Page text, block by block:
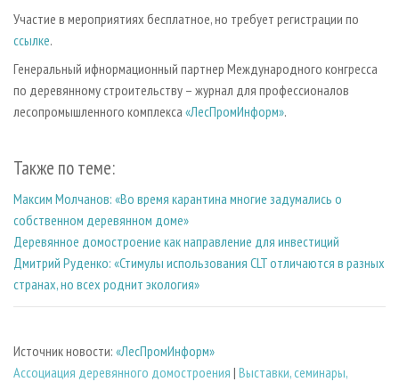
Участие в мероприятиях бесплатное, но требует регистрации по
ссылке.
Генеральный ифнормационный партнер Международного конгресса
по деревянному строительству – журнал для профессионалов
лесопромышленного комплекса «ЛесПромИнформ».
Также по теме:
Максим Молчанов: «Во время карантина многие задумались о
собственном деревянном доме»
Деревянное домостроение как направление для инвестиций
Дмитрий Руденко: «Стимулы использования CLT отличаются в разных
странах, но всех роднит экология»
Источник новости: «ЛесПромИнформ»
Ассоциация деревянного домостроения | Выставки, семинары,